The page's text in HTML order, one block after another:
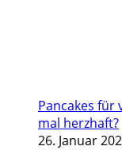
Pancakes für
mal herzhaft?
26. Januar